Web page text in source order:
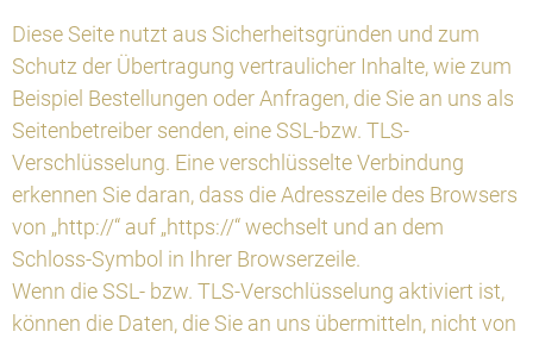
Diese Seite nutzt aus Sicherheitsgründen und zum
Schutz der Übertragung vertraulicher Inhalte, wie zum
Beispiel Bestellungen oder Anfragen, die Sie an uns als
Seitenbetreiber senden, eine SSL-bzw. TLS-
Verschlüsselung. Eine verschlüsselte Verbindung
erkennen Sie daran, dass die Adresszeile des Browsers
von „http://“ auf „https://“ wechselt und an dem
Schloss-Symbol in Ihrer Browserzeile.
Wenn die SSL- bzw. TLS-Verschlüsselung aktiviert ist,
können die Daten, die Sie an uns übermitteln, nicht von